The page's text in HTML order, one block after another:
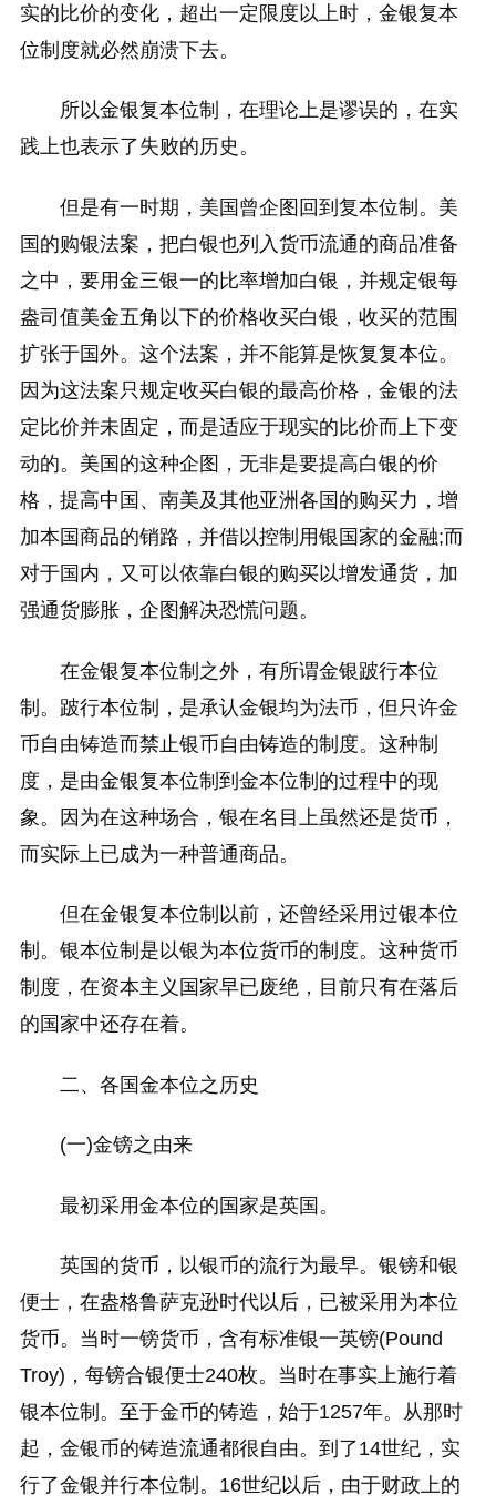
实的比价的变化，超出一定限度以上时，金银复本
位制度就必然崩溃下去。
所以金银复本位制，在理论上是谬误的，在实
践上也表示了失败的历史。
但是有一时期，美国曾企图回到复本位制。美
国的购银法案，把白银也列入货币流通的商品准备
之中，要用金三银一的比率增加白银，并规定银每
盎司值美金五角以下的价格收买白银，收买的范围
扩张于国外。这个法案，并不能算是恢复复本位。
因为这法案只规定收买白银的最高价格，金银的法
定比价并未固定，而是适应于现实的比价而上下变
动的。美国的这种企图，无非是要提高白银的价
格，提高中国、南美及其他亚洲各国的购买力，增
加本国商品的销路，并借以控制用银国家的金融;而
对于国内，又可以依靠白银的购买以增发通货，加
强通货膨胀，企图解决恐慌问题。
在金银复本位制之外，有所谓金银跛行本位
制。跛行本位制，是承认金银均为法币，但只许金
币自由铸造而禁止银币自由铸造的制度。这种制
度，是由金银复本位制到金本位制的过程中的现
象。因为在这种场合，银在名目上虽然还是货币，
而实际上已成为一种普通商品。
但在金银复本位制以前，还曾经采用过银本位
制。银本位制是以银为本位货币的制度。这种货币
制度，在资本主义国家早已废绝，目前只有在落后
的国家中还存在着。
二、各国金本位之历史
(一)金镑之由来
最初采用金本位的国家是英国。
英国的货币，以银币的流行为最早。银镑和银
便士，在盎格鲁萨克逊时代以后，已被采用为本位
货币。当时一镑货币，含有标准银一英镑(Pound
Troy)，每镑合银便士240枚。当时在事实上施行着
银本位制。至于金币的铸造，始于1257年。从那时
起，金银币的铸造流通都很自由。到了14世纪，实
行了金银并行本位制。16世纪以后，由于财政上的